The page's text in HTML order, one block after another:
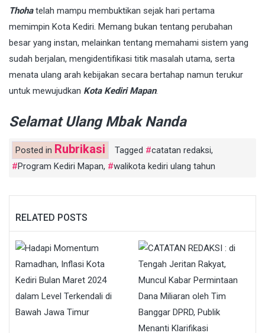
Thoha telah mampu membuktikan sejak hari pertama
memimpin Kota Kediri. Memang bukan tentang perubahan
besar yang instan, melainkan tentang memahami sistem yang
sudah berjalan, mengidentifikasi titik masalah utama, serta
menata ulang arah kebijakan secara bertahap namun terukur
untuk mewujudkan Kota Kediri Mapan.
Selamat Ulang Mbak Nanda
Posted in Rubrikasi Tagged catatan redaksi,
Program Kediri Mapan, walikota kediri ulang tahun
RELATED POSTS